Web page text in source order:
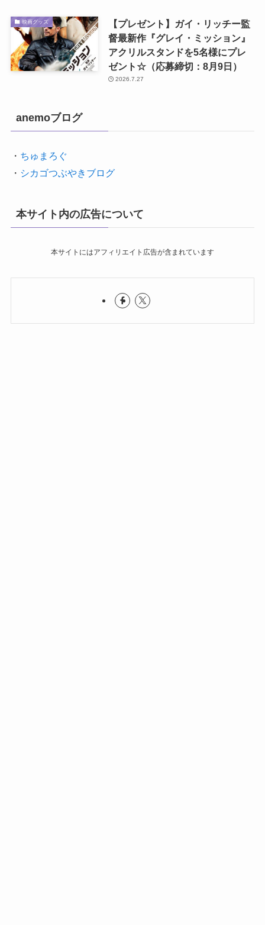
映画グッズ
【プレゼント】ガイ・リッチー監
督最新作『グレイ・ミッション』
アクリルスタンドを5名様にプレ
ゼント☆（応募締切：8月9日）
2026.7.27
anemoブログ
・ ちゅまろぐ
・ シカゴつぶやきブログ
本サイト内の広告について
本サイトにはアフィリエイト広告が含まれています